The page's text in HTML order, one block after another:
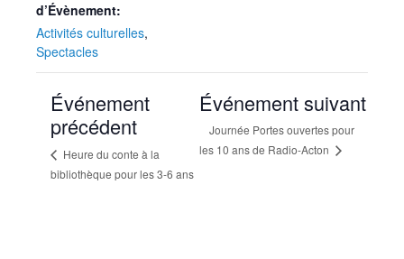
d’Évènement:
Activités culturelles,
Spectacles
Événement
précédent
Heure du conte à la
bibliothèque pour les 3-6 ans
Événement suivant
Journée Portes ouvertes pour
les 10 ans de Radio-Acton